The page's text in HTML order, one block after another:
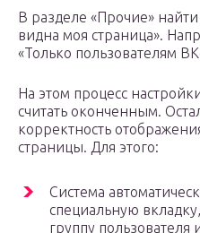
В разделе «Прочие»
видна моя страница».
«Только пользователям
На этом процесс
считать оконченным.
корректность
страницы. Для этого:
Система
специальную
группу пользователя